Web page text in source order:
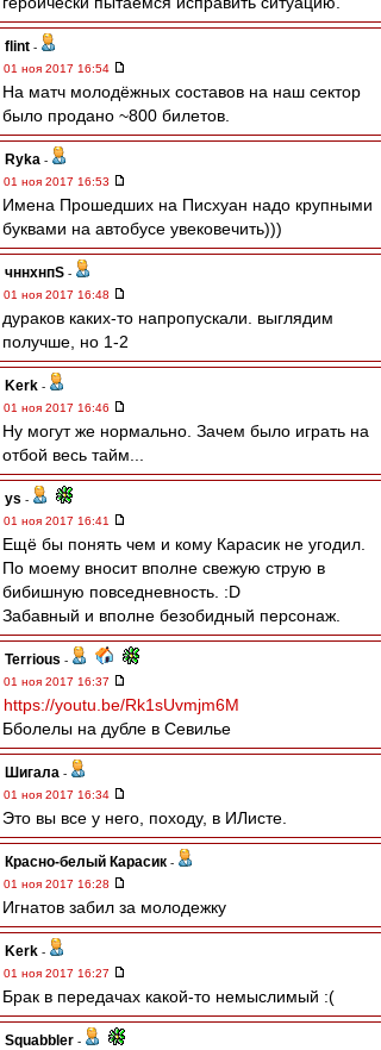
flint -
01 ноя 2017 16:54
На матч молодёжных составов на наш сектор
было продано ~800 билетов.
Ryka -
01 ноя 2017 16:53
Имена Прошедших на Писхуан надо крупными
буквами на автобусе увековечить)))
чннхнпS -
01 ноя 2017 16:48
дураков каких-то напропускали. выглядим
получше, но 1-2
Kerk -
01 ноя 2017 16:46
Ну могут же нормально. Зачем было играть на
отбой весь тайм...
ys -
01 ноя 2017 16:41
Ещё бы понять чем и кому Карасик не угодил.
По моему вносит вполне свежую струю в
бибишную повседневность. :D
Забавный и вполне безобидный персонаж.
Terrious -
01 ноя 2017 16:37
https://youtu.be/Rk1sUvmjm6M
Бболелы на дубле в Севилье
Шигала -
01 ноя 2017 16:34
Это вы все у него, походу, в ИЛисте.
Красно-белый Карасик -
01 ноя 2017 16:28
Игнатов забил за молодежку
Kerk -
01 ноя 2017 16:27
Брак в передачах какой-то немыслимый :(
Squabbler -